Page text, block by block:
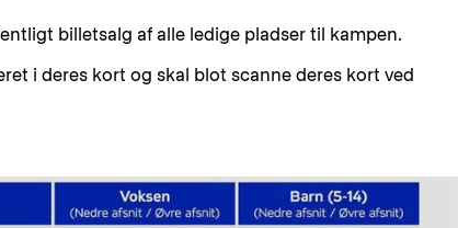
billetsalg af alle ledige pladser til kampen.
i deres kort og skal blot scanne deres kort ved